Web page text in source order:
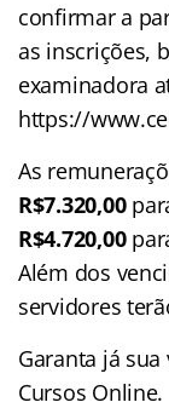
confirmar a
as inscrições,
examinadora
https://
As
R$7.320,00
R$4.720,00
Além dos
servidores
Garanta já sua
Cursos Online.